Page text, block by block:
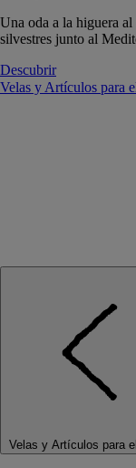
Una oda a la higuera
silvestres junto al
Descubrir
Velas y Artículos para
Velas y Artículos para